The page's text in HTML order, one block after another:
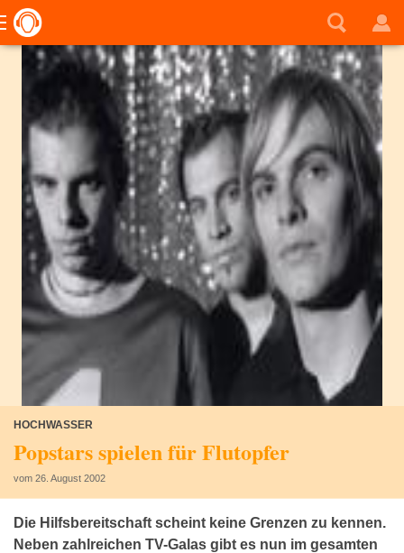
HOCHWASSER
Popstars spielen für Flutopfer
vom 26. August 2002
Die Hilfsbereitschaft scheint keine Grenzen zu kennen.
Neben zahlreichen TV-Galas gibt es nun im gesamten